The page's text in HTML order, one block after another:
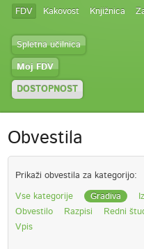
FDV Kakovost Knjižnica
Spletna učilnica
Moj FDV
DOSTOPNOST
Obvestila
Prikaži obvestila za kategorijo:
Vse kategorije Gradiva
Obvestilo
Razpisi Redni
Vpis